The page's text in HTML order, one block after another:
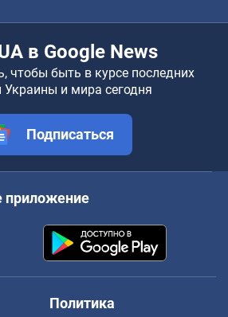
в Google News
чтобы быть в курсе последних
Украины и мира сегодня
Подписаться
приложение
Политика